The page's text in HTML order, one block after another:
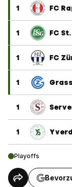
1 FC
1 FC
1 FC
1
1
1
Playoffs